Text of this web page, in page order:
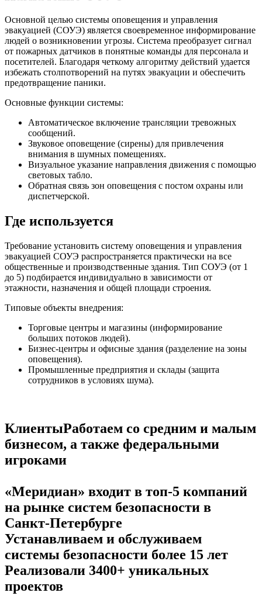
Основной целью системы оповещения и управления
эвакуацией (СОУЭ) является своевременное информирование
людей о возникновении угрозы. Система преобразует сигнал
от пожарных датчиков в понятные команды для персонала и
посетителей. Благодаря четкому алгоритму действий удается
избежать столпотворений на путях эвакуации и обеспечить
предотвращение паники.
Основные функции системы:
Автоматическое включение трансляции тревожных
сообщений.
Звуковое оповещение (сирены) для привлечения
внимания в шумных помещениях.
Визуальное указание направления движения с помощью
световых табло.
Обратная связь зон оповещения с постом охраны или
диспетчерской.
Где используется
Требование установить систему оповещения и управления
эвакуацией СОУЭ распространяется практически на все
общественные и производственные здания. Тип СОУЭ (от 1
до 5) подбирается индивидуально в зависимости от
этажности, назначения и общей площади строения.
Типовые объекты внедрения:
Торговые центры и магазины (информирование
больших потоков людей).
Бизнес-центры и офисные здания (разделение на зоны
оповещения).
Промышленные предприятия и склады (защита
сотрудников в условиях шума).
КлиентыРаботаем со средним и малым
бизнесом, а также федеральными
игроками
«Меридиан» входит в топ-5 компаний
на рынке систем безопасности в
Санкт-Петербурге
Устанавливаем и обслуживаем
системы безопасности более 15 лет
Реализовали 3400+ уникальных
проектов